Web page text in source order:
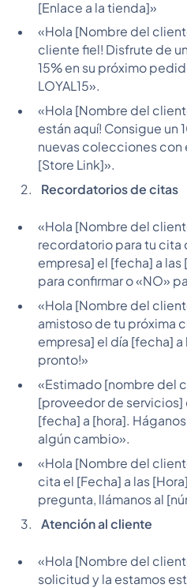
[Enlace a la tienda]»
«Hola [Nombre del
cliente fiel! Disfrute de
15% en su próximo
LOYAL15».
«Hola [Nombre del
están aquí! Consigue un
nuevas colecciones con
[Store Link]».
Recordatorios de citas
«Hola [Nombre del
recordatorio para tu cita
empresa] el [fecha] a las
para confirmar o «NO»
«Hola [Nombre del
amistoso de tu próxima
empresa] el día [fecha] a
pronto!»
«Estimado [nombre del
[proveedor de servicios]
[fecha] a [hora].
algún cambio».
«Hola [Nombre del
cita el [Fecha] a las
pregunta, llámanos al
Atención al cliente
«Hola [Nombre del
solicitud y la estamos